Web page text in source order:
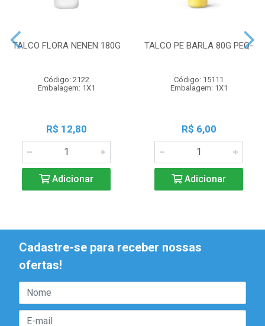
TALCO FLORA NENEN 180G
Código: 2122
Embalagem: 1X1
R$ 12,80
Adicionar
TALCO PE BARLA 80G PEQ-
Código: 15111
Embalagem: 1X1
R$ 6,00
Adicionar
Cadastre-se para receber nossas
ofertas!